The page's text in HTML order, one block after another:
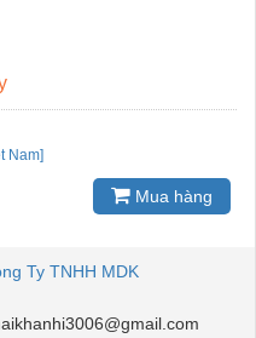
Nam]
Mua hàng
Ty TNHH MDK